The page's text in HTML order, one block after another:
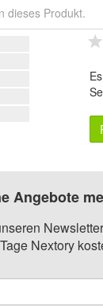
dieses Produkt.
Angebote
Nextory